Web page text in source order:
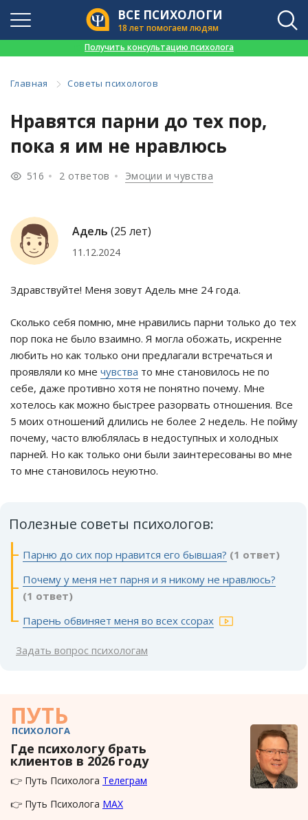
ВСЕ ПСИХОЛОГИ
18 лет помогаем людям
Получить консультацию психолога
Главная Советы психологов
Нравятся парни до тех пор,
пока я им не нравлюсь
516 2 ответов Эмоции и чувства
Адель (25 лет)
11.12.2024
Здравствуйте! Меня зовут Адель мне 24 года.
Сколько себя помню, мне нравились парни только до тех
пор пока не было взаимно. Я могла обожать, искренне
любить но как только они предлагали встречаться и
проявляли ко мне чувства то мне становилось не по
себе, даже противно хотя не понятно почему. Мне
хотелось как можно быстрее разорвать отношения. Все
5 моих отношений длились не более 2 недель. Не пойму
почему, часто влюблялась в недоступных и холодных
парней. Но как только они были заинтересованы во мне
то мне становилось неуютно.
Полезные советы психологов:
Парню до сих пор нравится его бывшая? (1 ответ)
Почему у меня нет парня и я никому не нравлюсь?
(1 ответ)
Парень обвиняет меня во всех ссорах
Задать вопрос психологам
ПУТЬ
ПСИХОЛОГА
Где психологу брать
клиентов в 2026 году
👉 Путь Психолога Телеграм
👉 Путь Психолога MAX